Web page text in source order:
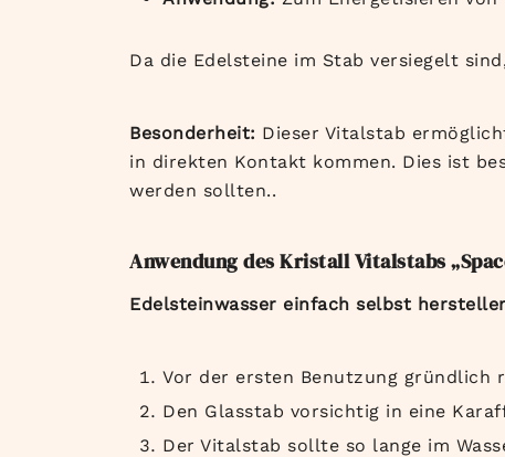
Da die Edelsteine im Stab versiegelt
Besonderheit: Dieser Vitalstab
in direkten Kontakt kommen. Dies ist
werden sollten..
Anwendung des Kristall Vitalstabs
Edelsteinwasser einfach selbst
Vor der ersten Benutzung gründlich
Den Glasstab vorsichtig in eine
Der Vitalstab sollte so lange im